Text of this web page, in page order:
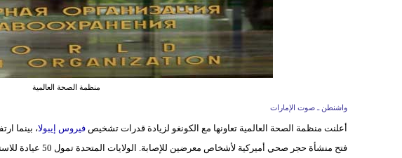
منظمة الصحة العالمية
واشنطن ـ صوت الإمارات
أعلنت منظمة الصحة العالمية تعاونها مع الكونغو لزيادة قدرات تشخيص فيروس إيبولا